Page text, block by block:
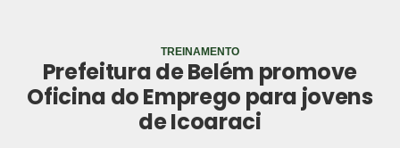
TREINAMENTO
Prefeitura de Belém promove
Oficina do Emprego para jovens
de Icoaraci